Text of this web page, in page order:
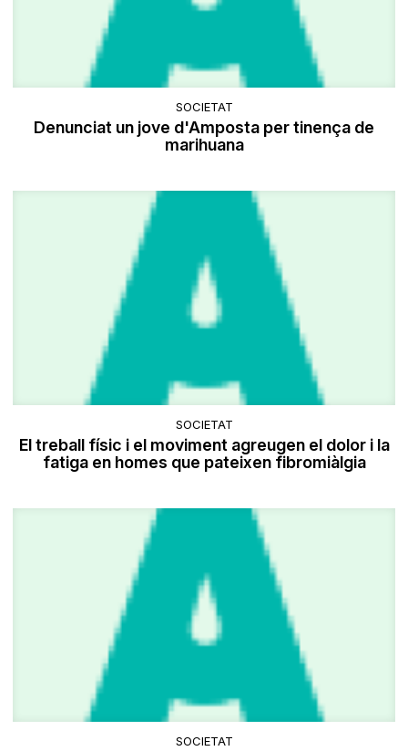
SOCIETAT
Denunciat un jove d'Amposta per tinença de
marihuana
SOCIETAT
El treball físic i el moviment agreugen el dolor i la
fatiga en homes que pateixen fibromiàlgia
SOCIETAT